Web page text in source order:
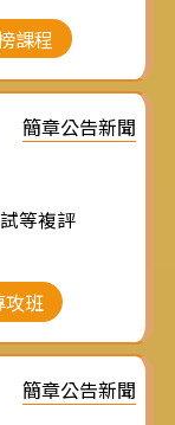
課程
簡章公告新聞
等複評
攻班
簡章公告新聞